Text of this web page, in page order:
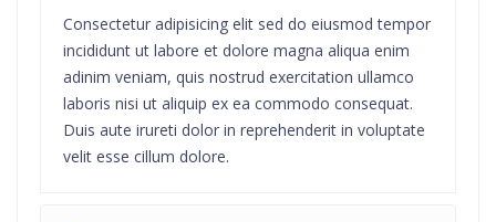
Consectetur adipisicing elit sed do eiusmod tempor
incididunt ut labore et dolore magna aliqua enim
adinim veniam, quis nostrud exercitation ullamco
laboris nisi ut aliquip ex ea commodo consequat.
Duis aute irureti dolor in reprehenderit in voluptate
velit esse cillum dolore.